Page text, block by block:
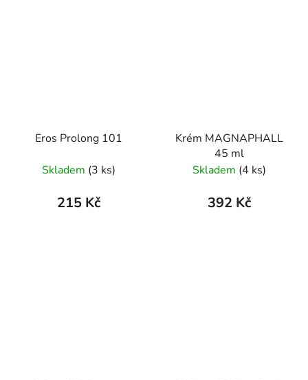
Eros Prolong 101
Skladem (3 ks)
215 Kč
Krém MAGNAPHALL
45 ml
Skladem (4 ks)
392 Kč